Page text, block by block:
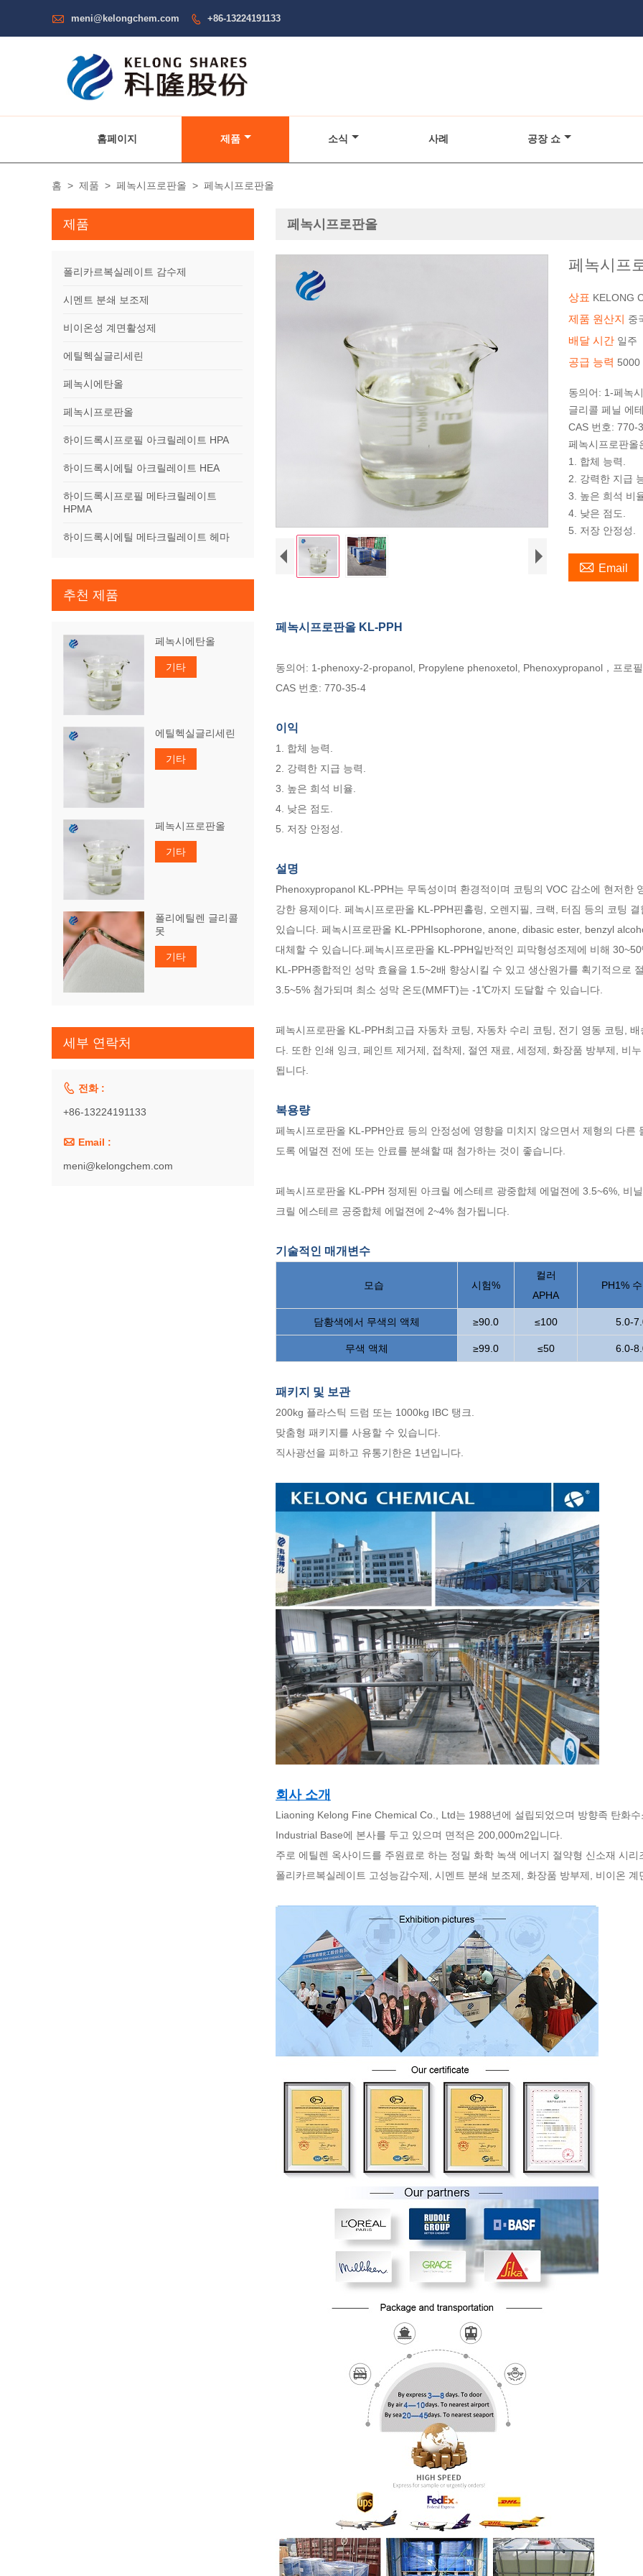
 meni@kelongchem.com  +86-13224191133
홈페이지 제품 소식 사례 공장 쇼
홈 > 제품 > 페녹시프로판올 > 페녹시프로판올
페녹시프로판올
페녹시프
상표 KELONG
제품 원산지 중
배달 시간 일주
공급 능력 5000
동의어: 1-페녹
글리콜 페닐 에
CAS 번호: 770-
페녹시프로판올
1. 합체 능력.
2. 강력한 지급
3. 높은 희석 비
4. 낮은 점도.
5. 저장 안정성.
 Email
페녹시프로판올 KL-PPH
동의어: 1-phenoxy-2-propanol, Propylene phenoxetol, Phenoxypropanol，프로
CAS 번호: 770-35-4
이익
1. 합체 능력.
2. 강력한 지급 능력.
3. 높은 희석 비율.
4. 낮은 점도.
5. 저장 안정성.
설명
Phenoxypropanol KL-PPH는 무독성이며 환경적이며 코팅의 VOC 감소에 현저한
강한 용제이다. 페녹시프로판올 KL-PPH핀홀링, 오렌지필, 크랙, 터짐 등의 코팅
있습니다. 페녹시프로판올 KL-PPHIsophorone, anone, dibasic ester, benzyl
대체할 수 있습니다. 페녹시프로판올 KL-PPH일반적인 피막형성조제에 비해
KL-PPH종합적인 성막 효율을 1.5~2배 향상시킬 수 있고 생산원가를 획기적으로
3.5~5% 첨가되며 최소 성막 온도(MMFT)는 -1℃까지 도달할 수 있습니다.
페녹시프로판올 KL-PPH최고급 자동차 코팅, 자동차 수리 코팅, 전기 영동 코팅,
다. 또한 인쇄 잉크, 페인트 제거제, 접착제, 절연 재료, 세정제, 화장품 방부제, 비
됩니다.
복용량
페녹시프로판올 KL-PPH안료 등의 안정성에 영향을 미치지 않으면서 제형의 다
도록 에멀젼 전에 또는 안료를 분쇄할 때 첨가하는 것이 좋습니다.
페녹시프로판올 KL-PPH 정제된 아크릴 에스테르 광중합체 에멀젼에 3.5~6%, 비
크릴 에스테르 공중합체 에멀젼에 2~4% 첨가됩니다.
기술적인 매개변수
모습 시험%
컬러
APHA
PH1%
담황색에서 무색의 액체 ≥90.0 ≤100 5.0-
무색 액체 ≥99.0 ≤50 6.0-
패키지 및 보관
200kg 플라스틱 드럼 또는 1000kg IBC 탱크.
맞춤형 패키지를 사용할 수 있습니다.
직사광선을 피하고 유통기한은 1년입니다.
회사 소개
Liaoning Kelong Fine Chemical Co., Ltd는 1988년에 설립되었으며 방향족 탄화
Industrial Base에 본사를 두고 있으며 면적은 200,000m2입니다.
주로 에틸렌 옥사이드를 주원료로 하는 정밀 화학 녹색 에너지 절약형 신소재 시
폴리카르복실레이트 고성능감수제, 시멘트 분쇄 보조제, 화장품 방부제, 비이온 계
제품
폴리카르복실레이트 감수제
시멘트 분쇄 보조제
비이온성 계면활성제
에틸헥실글리세린
페녹시에탄올
페녹시프로판올
하이드록시프로필 아크릴레이트 HPA
하이드록시에틸 아크릴레이트 HEA
하이드록시프로필 메타크릴레이트
HPMA
하이드록시에틸 메타크릴레이트 헤마
추천 제품
페녹시에탄올
기타
에틸헥실글리세린
기타
페녹시프로판올
기타
폴리에틸렌 글리콜
못
기타
세부 연락처
 전화 :
+86-13224191133
 Email :
meni@kelongchem.com